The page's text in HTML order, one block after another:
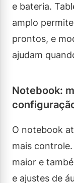
e bateria.
amplo
prontos, e
ajudam
Notebook:
O notebook
mais
maior e
e ajustes de